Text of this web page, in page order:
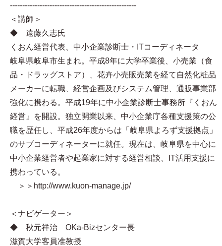
---------------------------------------------------
＜講師＞
◆ 遠藤久志氏
くおん経営代表、中小企業診断士・ITコーディネータ
岐阜県岐阜市生まれ。平成8年に大学卒業後、小売業（食
品・ドラッグストア）、花卉小売販売業を経て自然化粧品
メーカーに転職、経営企画及びシステム管理、通販事業部
強化に携わる。平成19年に中小企業診断士事務所『くおん
経営』を開設。独立開業以来、中小企業庁各種支援策の公
職を歴任し、平成26年度からは「岐阜県よろず支援拠点」
のサブコーディネーターに就任。現在は、岐阜県を中心に
中小企業経営者や起業家に対する経営相談、IT活用支援に
携わっている。
＞＞http://www.kuon-manage.jp/
＜ナビゲーター＞
◆ 秋元祥治 OKa-Bizセンター長
滋賀大学客員准教授